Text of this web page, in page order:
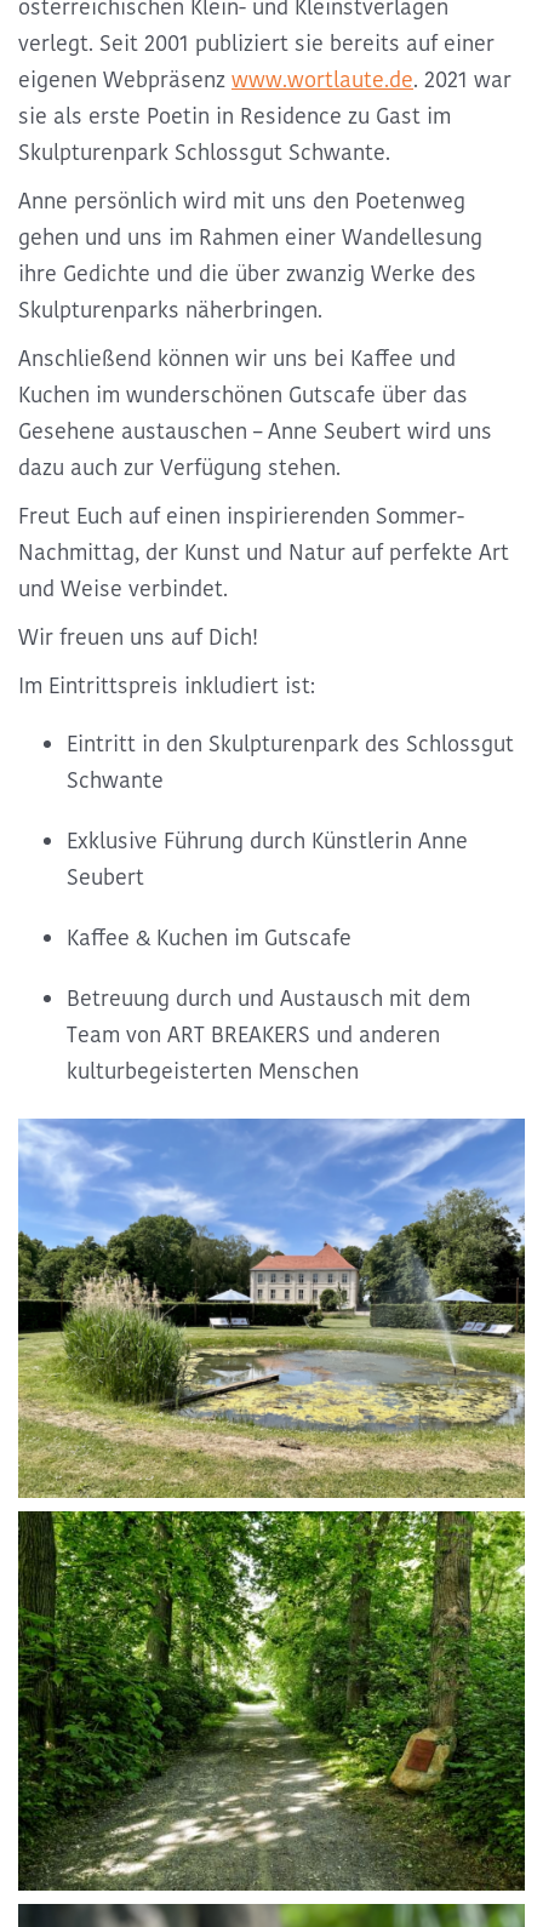
österreichischen Klein- und Kleinstverlagen
verlegt. Seit 2001 publiziert sie bereits auf einer
eigenen Webpräsenz www.wortlaute.de. 2021 war
sie als erste Poetin in Residence zu Gast im
Skulpturenpark Schlossgut Schwante.
Anne persönlich wird mit uns den Poetenweg
gehen und uns im Rahmen einer Wandellesung
ihre Gedichte und die über zwanzig Werke des
Skulpturenparks näherbringen.
Anschließend können wir uns bei Kaffee und
Kuchen im wunderschönen Gutscafe über das
Gesehene austauschen – Anne Seubert wird uns
dazu auch zur Verfügung stehen.
Freut Euch auf einen inspirierenden Sommer-
Nachmittag, der Kunst und Natur auf perfekte Art
und Weise verbindet.
Wir freuen uns auf Dich!
Im Eintrittspreis inkludiert ist:
Eintritt in den Skulpturenpark des Schlossgut
Schwante
Exklusive Führung durch Künstlerin Anne
Seubert
Kaffee & Kuchen im Gutscafe
Betreuung durch und Austausch mit dem
Team von ART BREAKERS und anderen
kulturbegeisterten Menschen